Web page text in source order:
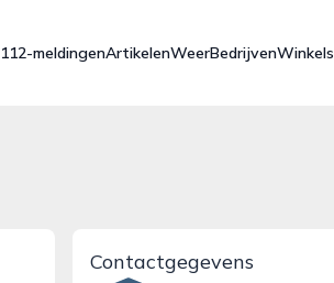
112-meldingenArtikelenWeerBedrijvenWinkels
Contactgegevens